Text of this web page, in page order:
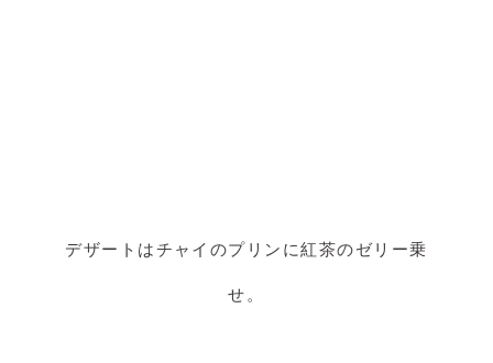
デザートはチャイのプリンに紅茶のゼリー乗
せ。